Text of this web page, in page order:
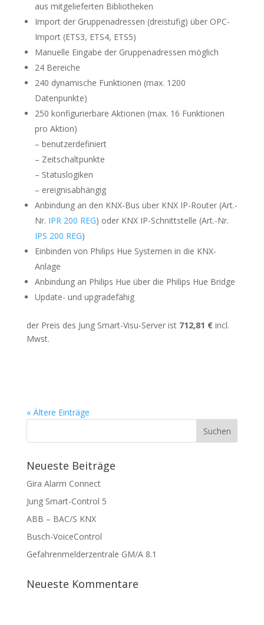
aus mitgelieferten Bibliotheken
Import der Gruppenadressen (dreistufig) über OPC-
Import (ETS3, ETS4, ETS5)
Manuelle Eingabe der Gruppenadressen möglich
24 Bereiche
240 dynamische Funktionen (max. 1200
Datenpunkte)
250 konfigurierbare Aktionen (max. 16 Funktionen
pro Aktion)
– benutzerdefiniert
– Zeitschaltpunkte
– Statuslogiken
– ereignisabhängig
Anbindung an den KNX-Bus über KNX IP-Router (Art.-
Nr. IPR 200 REG) oder KNX IP-Schnittstelle (Art.-Nr.
IPS 200 REG)
Einbinden von Philips Hue Systemen in die KNX-
Anlage
Anbindung an Philips Hue über die Philips Hue Bridge
Update- und upgradefähig
der Preis des Jung Smart-Visu-Server ist 712,81 €incl.
Mwst.
« Ältere Einträge
Neueste Beiträge
Gira Alarm Connect
Jung Smart-Control 5
ABB – BAC/S KNX
Busch-VoiceControl
Gefahrenmelderzentrale GM/A 8.1
Neueste Kommentare